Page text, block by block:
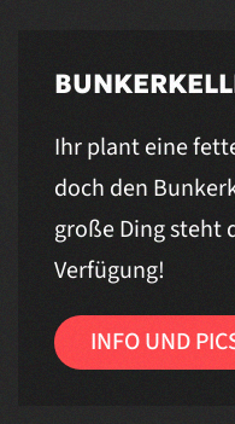
Ihr plant eine
doch den
große Ding steht
Verfügung!
INFO UND